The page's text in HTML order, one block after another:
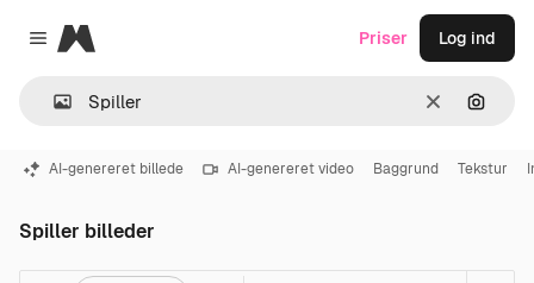
Close menu
Magnific
Klar Søg
Priser Log ind
AI-genereret billede AI-genereret video Baggrund Tekstur
Spiller billeder